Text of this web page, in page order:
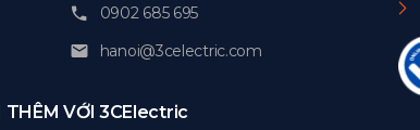
0902 685 695
hanoi@3celectric.com
THÊM VỚI 3CElectric